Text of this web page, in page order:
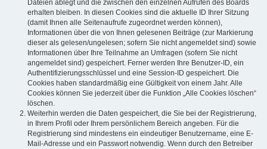
Dateien ablegt und die zwischen den einzelnen Aufrufen des Boards
erhalten bleiben. In diesen Cookies sind die aktuelle ID Ihrer Sitzung
(damit Ihnen alle Seitenaufrufe zugeordnet werden können),
Informationen über die von Ihnen gelesenen Beiträge (zur Markierung
dieser als gelesen/ungelesen; sofern Sie nicht angemeldet sind) sowie
Informationen über Ihre Teilnahme an Umfragen (sofern Sie nicht
angemeldet sind) gespeichert. Ferner werden Ihre Benutzer-ID, ein
Authentifizierungsschlüssel und eine Session-ID gespeichert. Die
Cookies haben standardmäßig eine Gültigkeit von einem Jahr. Alle
Cookies können Sie jederzeit über die Funktion „Alle Cookies löschen“
löschen.
Weiterhin werden die Daten gespeichert, die Sie bei der Registrierung,
in Ihrem Profil oder Ihrem persönlichem Bereich angeben. Für die
Registrierung sind mindestens ein eindeutiger Benutzername, eine E-
Mail-Adresse und ein Passwort notwendig. Wenn durch den Betreiber